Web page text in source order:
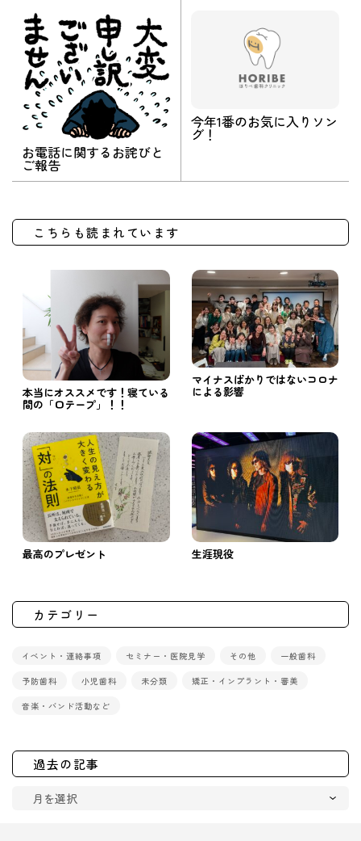
お電話に関するお詫びと
ご報告
今年1番のお気に入りソン
グ！
こちらも読まれています
本当にオススメです！寝ている
間の「口テープ」！！
マイナスばかりではないコロナ
による影響
最高のプレゼント 生涯現役
カテゴリー
イベント・連絡事項 セミナー・医院見学 その他 一般歯科
予防歯科 小児歯科 未分類 矯正・インプラント・審美
音楽・バンド活動など
過去の記事